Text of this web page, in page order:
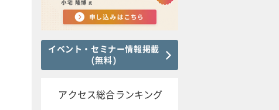
イベント・セミナー情報掲載
(無料)
アクセス総合ランキング